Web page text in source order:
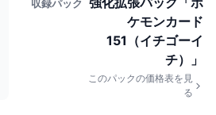
収録パック
ケモンカード
151（イチゴーイ
チ）」
このパックの価格表を見
る